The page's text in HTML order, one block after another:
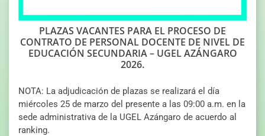
PLAZAS VACANTES PARA EL PROCESO DE
CONTRATO DE PERSONAL DOCENTE DE NIVEL DE
EDUCACIÓN SECUNDARIA – UGEL AZÁNGARO
2026.
NOTA: La adjudicación de plazas se realizará el día
miércoles 25 de marzo del presente a las 09:00 a.m. en la
sede administrativa de la UGEL Azángaro de acuerdo al
ranking.